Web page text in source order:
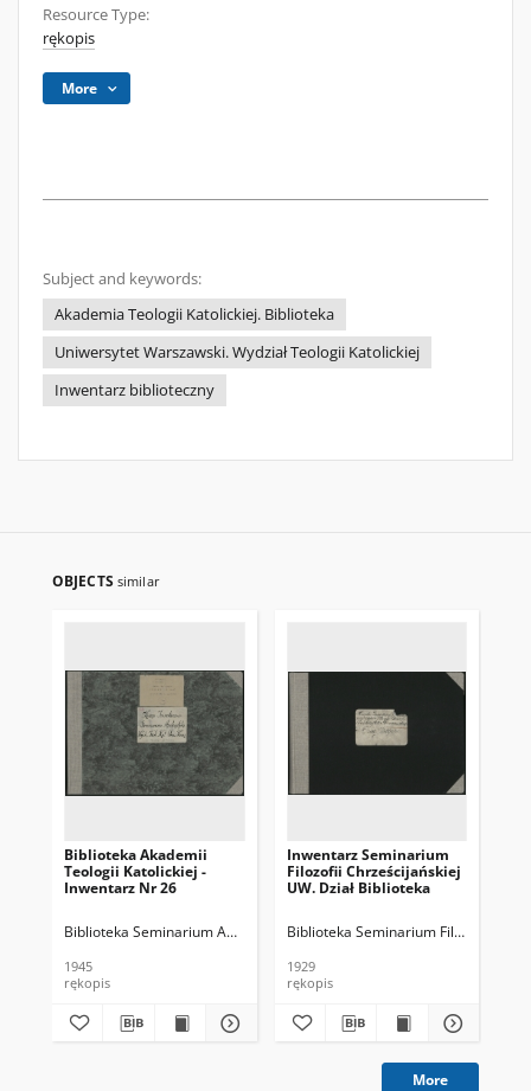
Resource Type:
rękopis
More
Subject and keywords:
Akademia Teologii Katolickiej. Biblioteka
Uniwersytet Warszawski. Wydział Teologii Katolickiej
Inwentarz biblioteczny
OBJECTS similar
Biblioteka Akademii
Teologii Katolickiej -
Inwentarz Nr 26
Biblioteka Seminarium Apologetyki Wydziału Teologii Katolickiej
1945
rękopis
Inwentarz Seminarium
Filozofii Chrześcijańskiej
UW. Dział Biblioteka
Biblioteka Seminarium Filozofii
1929
rękopis
More